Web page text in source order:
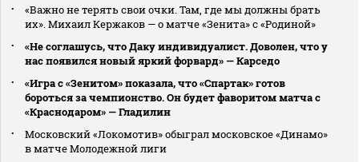
«Важно не терять свои очки. Там, где мы должны брать
их». Михаил Кержаков — о матче «Зенита» с «Родиной»
«Не соглашусь, что Даку индивидуалист. Доволен, что у
нас появился новый яркий форвард» — Карседо
«Игра с «Зенитом» показала, что «Спартак» готов
бороться за чемпионство. Он будет фаворитом матча с
«Краснодаром» — Гладилин
Московский «Локомотив» обыграл московское «Динамо»
в матче Молодежной лиги